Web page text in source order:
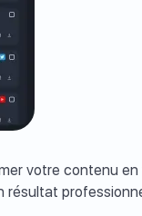
votre contenu